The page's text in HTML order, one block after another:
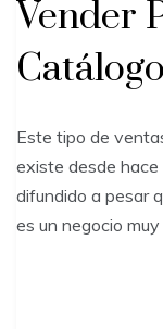
Vender
Catálogo
Este tipo de
existe desde
difundido a pesar
es un negocio muy